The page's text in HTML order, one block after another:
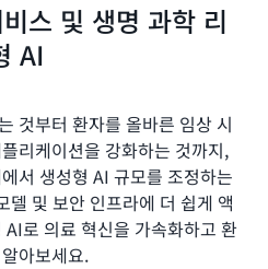
스 및 생명 과학 리
AI
것부터 환자를 올바른 임상 시
리케이션을 강화하는 것까지,
서 생성형 AI 규모를 조정하는
델 및 보안 인프라에 더 쉽게 액
로 의료 혁신을 가속화하고 환
아보세요.